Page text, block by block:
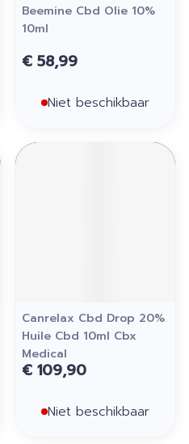
Beemine Cbd Olie 10%
10ml
€ 58,99
Niet beschikbaar
Canrelax Cbd Drop 20%
Huile Cbd 10ml Cbx
Medical
€ 109,90
Niet beschikbaar